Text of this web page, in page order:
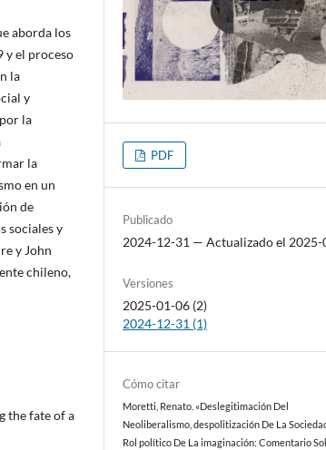
aborda los
y el proceso
la
y
la
la
en un
de
sociales y
y John
chileno,
the fate of a
PDF
Publicado
2024-12-31 — Actualizado el 2025-
Versiones
2025-01-06 (2)
2024-12-31 (1)
Cómo citar
Moretti, Renato. «Deslegitimación Del
Neoliberalismo, despolitización De La Sociedad
Rol político De La imaginación: Comentario